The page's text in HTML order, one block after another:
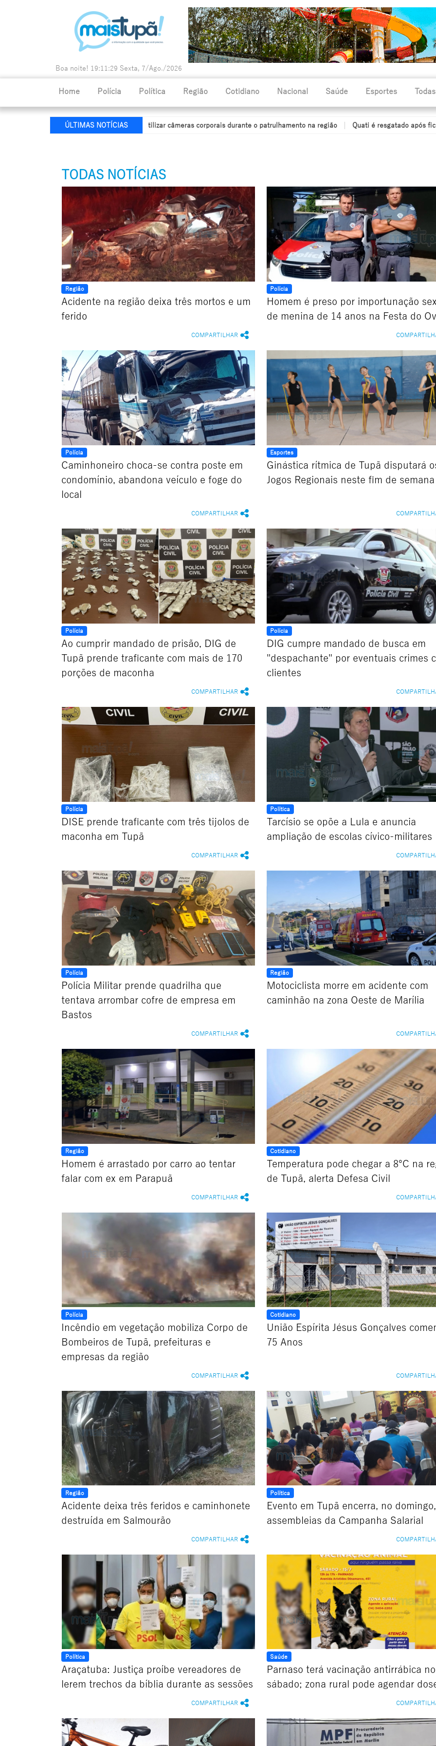
Boa noite! 19:11:31 Sexta, 7/Ago./2026
Home Polícia Política Região Cotidiano Nacional Saúde Esportes Todas
ÚLTIMAS NOTÍCIAS
Militar Rodoviária passa a utilizar câmeras corporais durante o patrulhamento na região Quati é resgatado após ficar com a
TODAS NOTÍCIAS
Região
Acidente na região deixa três mortos e um
ferido
COMPARTILHAR
Polícia
Homem é preso por importunação
de menina de 14 anos na Festa do
Polícia
Caminhoneiro choca-se contra poste em
condomínio, abandona veículo e foge do
local
COMPARTILHAR
Esportes
Ginástica rítmica de Tupã disputará
Jogos Regionais neste fim de semana
Polícia
Ao cumprir mandado de prisão, DIG de
Tupã prende traficante com mais de 170
porções de maconha
COMPARTILHAR
Polícia
DIG cumpre mandado de busca em
"despachante" por eventuais crimes
clientes
Polícia
DISE prende traficante com três tijolos de
maconha em Tupã
COMPARTILHAR
Política
Tarcísio se opõe a Lula e anuncia
ampliação de escolas cívico-militares
Polícia
Polícia Militar prende quadrilha que
tentava arrombar cofre de empresa em
Bastos
COMPARTILHAR
Região
Motociclista morre em acidente com
caminhão na zona Oeste de Marília
Região
Homem é arrastado por carro ao tentar
falar com ex em Parapuã
COMPARTILHAR
Cotidiano
Temperatura pode chegar a 8ºC na
de Tupã, alerta Defesa Civil
Polícia
Incêndio em vegetação mobiliza Corpo de
Bombeiros de Tupã, prefeituras e
empresas da região
COMPARTILHAR
Cotidiano
União Espírita Jésus Gonçalves
75 Anos
Região
Acidente deixa três feridos e caminhonete
destruída em Salmourão
COMPARTILHAR
Política
Evento em Tupã encerra, no domingo,
assembleias da Campanha Salarial
Política
Araçatuba: Justiça proíbe vereadores de
lerem trechos da bíblia durante as sessões
COMPARTILHAR
Saúde
Parnaso terá vacinação antirrábica no
sábado; zona rural pode agendar